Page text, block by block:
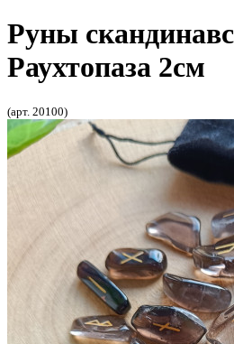
Руны
Раухтопаза 2см
(арт. 20100)